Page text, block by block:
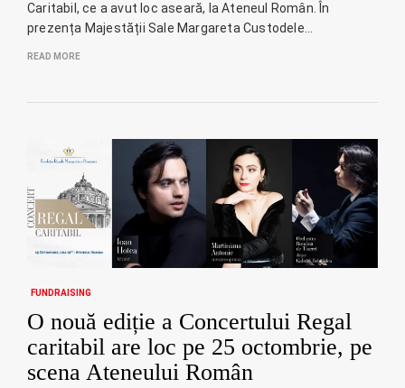
Caritabil, ce a avut loc aseară, la Ateneul Român. În
prezența Majestății Sale Margareta Custodele…
READ MORE
FUNDRAISING
O nouă ediție a Concertului Regal
caritabil are loc pe 25 octombrie, pe
scena Ateneului Român